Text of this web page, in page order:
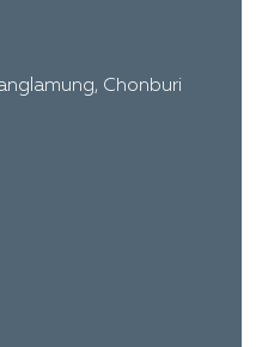
Chonburi